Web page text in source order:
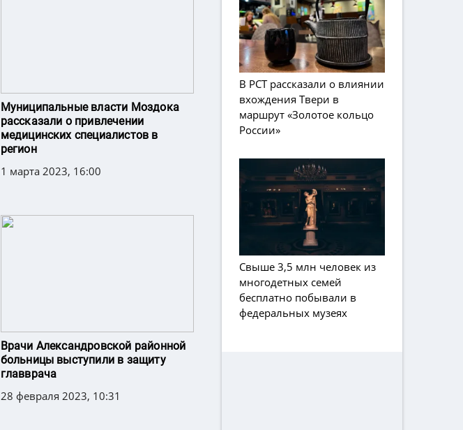
Муниципальные власти Моздока
рассказали о привлечении
медицинских специалистов в
регион
1 марта 2023, 16:00
Врачи Александровской районной
больницы выступили в защиту
главврача
28 февраля 2023, 10:31
В РСТ рассказали о влиянии
вхождения Твери в
маршрут «Золотое кольцо
России»
Свыше 3,5 млн человек из
многодетных семей
бесплатно побывали в
федеральных музеях